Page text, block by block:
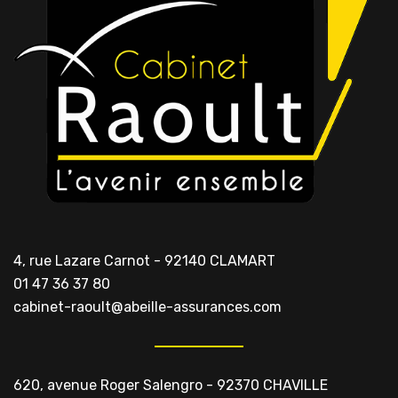
4, rue Lazare Carnot - 92140 CLAMART
01 47 36 37 80
cabinet-raoult@abeille-assurances.com
620, avenue Roger Salengro - 92370 CHAVILLE